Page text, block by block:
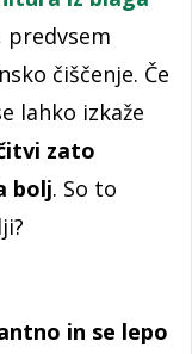
predvsem
čiščenje. Če
lahko izkaže
zato
bolj. So to
in se lepo